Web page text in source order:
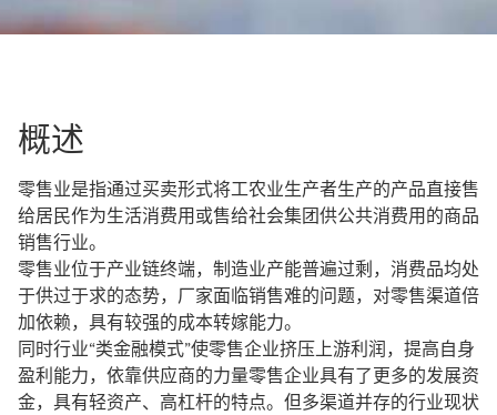
概述
零售业是指通过买卖形式将工农业生产者生产的产品直接售
给居民作为生活消费用或售给社会集团供公共消费用的商品
销售行业。
零售业位于产业链终端，制造业产能普遍过剩，消费品均处
于供过于求的态势，厂家面临销售难的问题，对零售渠道倍
加依赖，具有较强的成本转嫁能力。
同时行业“类金融模式”使零售企业挤压上游利润，提高自身
盈利能力，依靠供应商的力量零售企业具有了更多的发展资
金，具有轻资产、高杠杆的特点。但多渠道并存的行业现状